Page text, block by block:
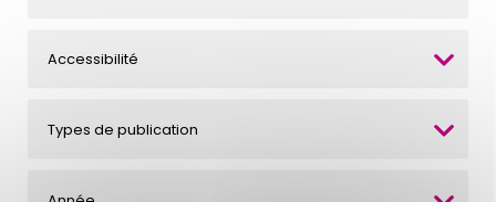
Accessibilité
Types de publication